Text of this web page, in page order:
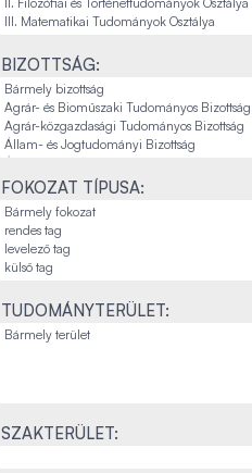
BIZOTTSÁG:
FOKOZAT TÍPUSA:
TUDOMÁNYTERÜLET:
SZAKTERÜLET: